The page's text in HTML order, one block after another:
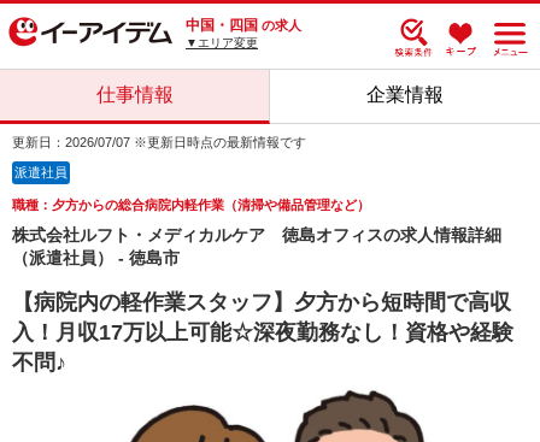
中国・四国 の求人
▼エリア変更
仕事情報 企業情報
更新日：2026/07/07 ※更新日時点の最新情報です
派遣社員
職種：夕方からの総合病院内軽作業（清掃や備品管理など）
株式会社ルフト・メディカルケア 徳島オフィスの求人情報詳細
（派遣社員） - 徳島市
【病院内の軽作業スタッフ】夕方から短時間で高収
入！月収17万以上可能☆深夜勤務なし！資格や経験
不問♪